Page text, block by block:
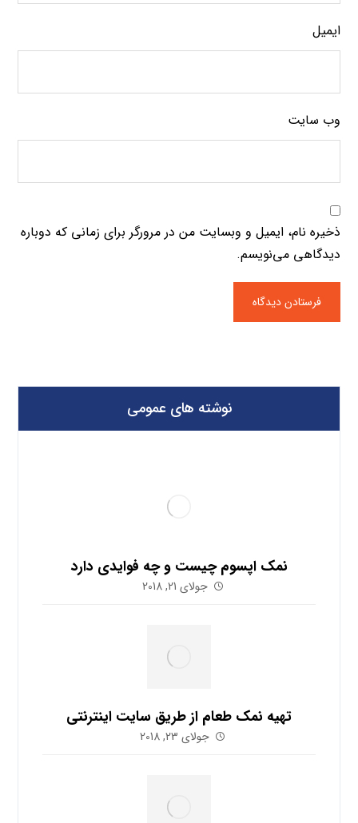
ایمیل
وب‌ سایت
ذخیره نام، ایمیل و وبسایت من در مرورگر برای زمانی که دوباره
دیدگاهی می‌نویسم.
نوشته های عمومی
نمک اپسوم چیست و چه فوایدی دارد
جولای 21, 2018
تهیه نمک طعام از طریق سایت اینترنتی
جولای 23, 2018